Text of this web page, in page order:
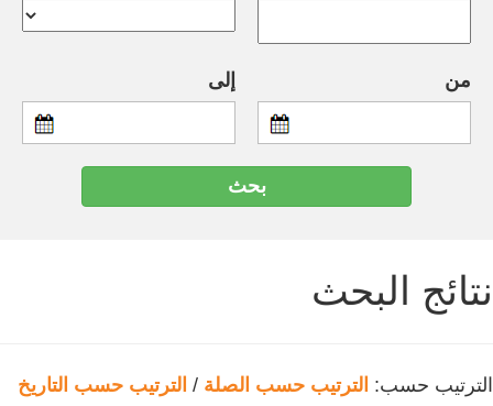
من إلى
نتائج البحث
الترتيب حسب: الترتيب حسب الصلة / الترتيب حسب التاريخ